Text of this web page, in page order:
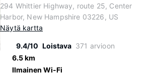
294 Whittier Highway, route 25, Center
Harbor, New Hampshire 03226, US
Näytä kartta
9.4/10 Loistava 371 arvioon
6.5 km
Ilmainen Wi-Fi